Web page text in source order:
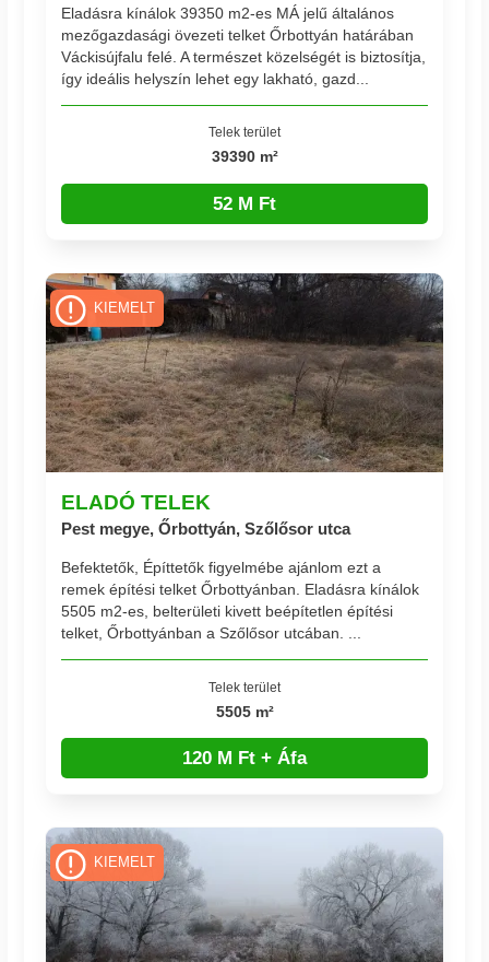
Eladásra kínálok 39350 m2-es MÁ jelű általános
mezőgazdasági övezeti telket Őrbottyán határában
Váckisújfalu felé. A természet közelségét is biztosítja,
így ideális helyszín lehet egy lakható, gazd...
Telek terület
39390 m²
52 M Ft
ELADÓ TELEK
Pest megye, Őrbottyán, Szőlősor utca
Befektetők, Építtetők figyelmébe ajánlom ezt a
remek építési telket Őrbottyánban. Eladásra kínálok
5505 m2-es, belterületi kivett beépítetlen építési
telket, Őrbottyánban a Szőlősor utcában. ...
Telek terület
5505 m²
120 M Ft + Áfa
KIEMELT
KIEMELT